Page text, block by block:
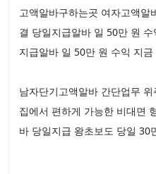
고액알바구하는곳 여자고액알
결 당일지급알바 일 50만 원
지급알바 일 50만 원 수익 지
남자단기고액알바 간단업무
집에서 편하게 가능한 비대면
바 당일지급 왕초보도 당일 30